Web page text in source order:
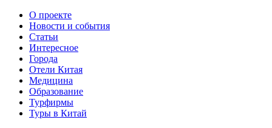
О проекте
Новости и события
Статьи
Интересное
Города
Отели Китая
Медицина
Образование
Турфирмы
Туры в Китай